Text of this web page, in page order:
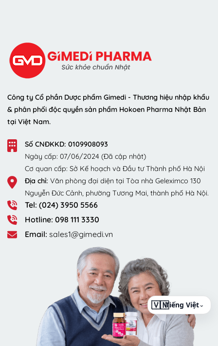
Công ty Cổ phần Dược phẩm Gimedi - Thương hiệu nhập khẩu
& phân phối độc quyền sản phẩm Hokoen Pharma Nhật Bản
tại Việt Nam.
Số CNĐKKD: 0109908093
Ngày cấp: 07/06/2024 (Đã cập nhật)
Cơ quan cấp: Sở Kế hoạch và Đầu tư Thành phố Hà Nội
Địa chỉ: Văn phòng đại diện tại Tòa nhà Geleximco 130
Nguyễn Đức Cảnh, phường Tương Mai, thành phố Hà Nội.
Tel: (024) 3950 5566
Hotline: 098 111 3330
Email: sales1@gimedi.vn
⌄